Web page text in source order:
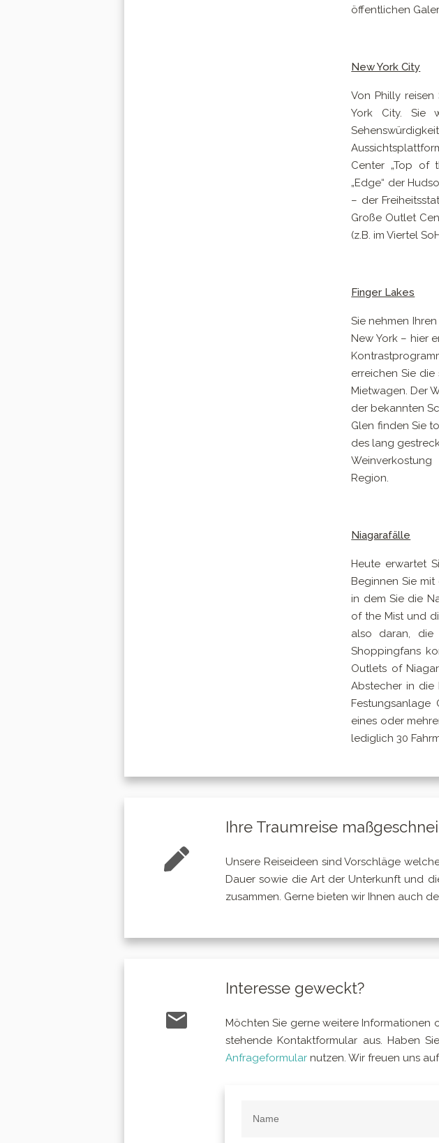
öffentlichen
New York City
Von Philly
York City. Sie
Center „Top of
„Edge“ der
– der
Große Outlet
(z.B. im Viertel
Finger Lakes
Sie nehmen
New York – hier
erreichen Sie
Mietwagen. Der
der bekannten
Glen finden Sie
des lang
Region.
Niagarafälle
Heute erwartet
Beginnen Sie
in dem Sie die
of the Mist und
also daran, die
Shoppingfans
Outlets of
Abstecher in
eines oder
lediglich 30
Ihre Traumreise
Unsere Reiseideen sind Vorschläge
Dauer sowie die Art der Unterkunft und
zusammen. Gerne bieten wir Ihnen auch
Interesse geweckt?
Möchten Sie gerne weitere Informationen
stehende Kontaktformular aus. Haben
Anfrageformular nutzen. Wir freuen uns